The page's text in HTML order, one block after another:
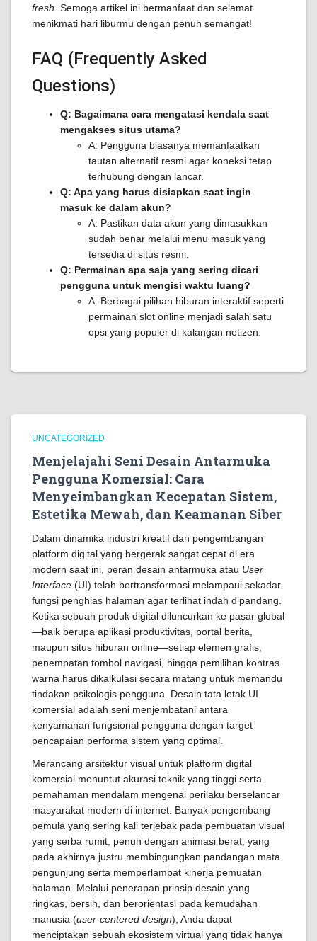
fresh . Semoga artikel ini bermanfaat dan selamat
menikmati hari liburmu dengan penuh semangat!
FAQ (Frequently Asked
Questions)
Q: Bagaimana cara mengatasi kendala saat
mengakses situs utama?
A: Pengguna biasanya memanfaatkan
tautan alternatif resmi agar koneksi tetap
terhubung dengan lancar.
Q: Apa yang harus disiapkan saat ingin
masuk ke dalam akun?
A: Pastikan data akun yang dimasukkan
sudah benar melalui menu masuk yang
tersedia di situs resmi.
Q: Permainan apa saja yang sering dicari
pengguna untuk mengisi waktu luang?
A: Berbagai pilihan hiburan interaktif seperti
permainan slot online menjadi salah satu
opsi yang populer di kalangan netizen.
UNCATEGORIZED
Menjelajahi Seni Desain Antarmuka
Pengguna Komersial: Cara
Menyeimbangkan Kecepatan Sistem,
Estetika Mewah, dan Keamanan Siber
Dalam dinamika industri kreatif dan pengembangan
platform digital yang bergerak sangat cepat di era
modern saat ini, peran desain antarmuka atau User
Interface (UI) telah bertransformasi melampaui sekadar
fungsi penghias halaman agar terlihat indah dipandang.
Ketika sebuah produk digital diluncurkan ke pasar global
—baik berupa aplikasi produktivitas, portal berita,
maupun situs hiburan online—setiap elemen grafis,
penempatan tombol navigasi, hingga pemilihan kontras
warna harus dikalkulasi secara matang untuk memandu
tindakan psikologis pengguna. Desain tata letak UI
komersial adalah seni menjembatani antara
kenyamanan fungsional pengguna dengan target
pencapaian performa sistem yang optimal.
Merancang arsitektur visual untuk platform digital
komersial menuntut akurasi teknik yang tinggi serta
pemahaman mendalam mengenai perilaku berselancar
masyarakat modern di internet. Banyak pengembang
pemula yang sering kali terjebak pada pembuatan visual
yang serba rumit, penuh dengan animasi berat, yang
pada akhirnya justru membingungkan pandangan mata
pengunjung serta memperlambat kinerja pemuatan
halaman. Melalui penerapan prinsip desain yang
ringkas, bersih, dan berorientasi pada kemudahan
manusia (user-centered design), Anda dapat
menciptakan sebuah ekosistem virtual yang tidak hanya